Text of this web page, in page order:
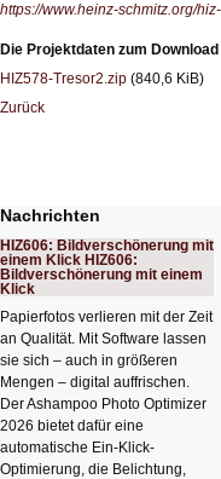
https://www.heinz-schmitz.org/
Die Projektdaten zum Download
HIZ578-Tresor2.zip (840,6 KiB)
Zurück
Nachrichten
HIZ606: Bildverschönerung mit
einem Klick HIZ606:
Bildverschönerung mit einem
Klick
Papierfotos verlieren mit der Zeit
an Qualität. Mit Software lassen
sie sich – auch in größeren
Mengen – digital auffrischen.
Der Ashampoo Photo Optimizer
2026 bietet dafür eine
automatische Ein-Klick-
Optimierung, die Belichtung,